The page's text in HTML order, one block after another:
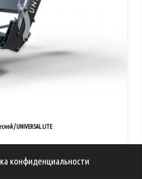
/ UNIVERSAL LITE
конфиденциальности